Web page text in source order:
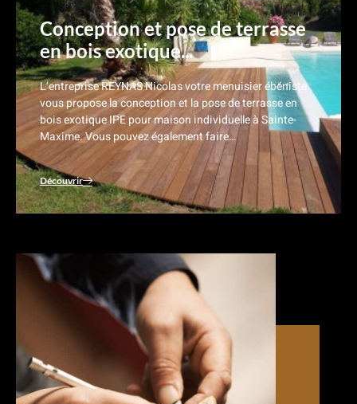
Conception et pose de terrasse
en bois exotique...
L’entreprise REYNAS Nicolas votre menuisier ébéniste
vous propose la conception et la pose de terrasse en
bois exotique IPE pour maison individuelle à Sainte-
Maxime. Vous pouvez également faire…
Découvrir